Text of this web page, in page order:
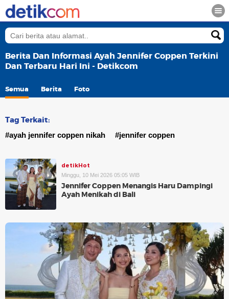
Berita Dan Informasi Ayah Jennifer Coppen Terkini
Dan Terbaru Hari Ini - Detikcom
Semua Berita Foto
Tag Terkait:
#ayah jennifer coppen nikah #jennifer coppen
detikHot
Minggu, 10 Mei 2026 05:05 WIB
Jennifer Coppen Menangis Haru Dampingi
Ayah Menikah di Bali